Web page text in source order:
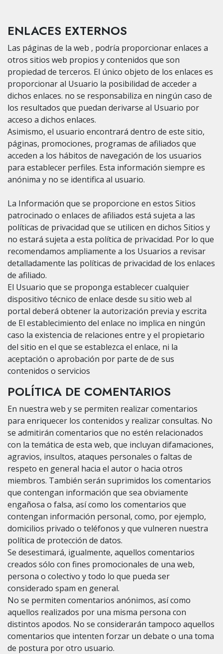
ENLACES EXTERNOS
Las páginas de la web , podría proporcionar enlaces a
otros sitios web propios y contenidos que son
propiedad de terceros. El único objeto de los enlaces es
proporcionar al Usuario la posibilidad de acceder a
dichos enlaces. no se responsabiliza en ningún caso de
los resultados que puedan derivarse al Usuario por
acceso a dichos enlaces.
Asimismo, el usuario encontrará dentro de este sitio,
páginas, promociones, programas de afiliados que
acceden a los hábitos de navegación de los usuarios
para establecer perfiles. Esta información siempre es
anónima y no se identifica al usuario.
La Información que se proporcione en estos Sitios
patrocinado o enlaces de afiliados está sujeta a las
políticas de privacidad que se utilicen en dichos Sitios y
no estará sujeta a esta política de privacidad. Por lo que
recomendamos ampliamente a los Usuarios a revisar
detalladamente las políticas de privacidad de los enlaces
de afiliado.
El Usuario que se proponga establecer cualquier
dispositivo técnico de enlace desde su sitio web al
portal deberá obtener la autorización previa y escrita
de El establecimiento del enlace no implica en ningún
caso la existencia de relaciones entre y el propietario
del sitio en el que se establezca el enlace, ni la
aceptación o aprobación por parte de de sus
contenidos o servicios
POLÍTICA DE COMENTARIOS
En nuestra web y se permiten realizar comentarios
para enriquecer los contenidos y realizar consultas. No
se admitirán comentarios que no estén relacionados
con la temática de esta web, que incluyan difamaciones,
agravios, insultos, ataques personales o faltas de
respeto en general hacia el autor o hacia otros
miembros. También serán suprimidos los comentarios
que contengan información que sea obviamente
engañosa o falsa, así como los comentarios que
contengan información personal, como, por ejemplo,
domicilios privado o teléfonos y que vulneren nuestra
política de protección de datos.
Se desestimará, igualmente, aquellos comentarios
creados sólo con fines promocionales de una web,
persona o colectivo y todo lo que pueda ser
considerado spam en general.
No se permiten comentarios anónimos, así como
aquellos realizados por una misma persona con
distintos apodos. No se considerarán tampoco aquellos
comentarios que intenten forzar un debate o una toma
de postura por otro usuario.